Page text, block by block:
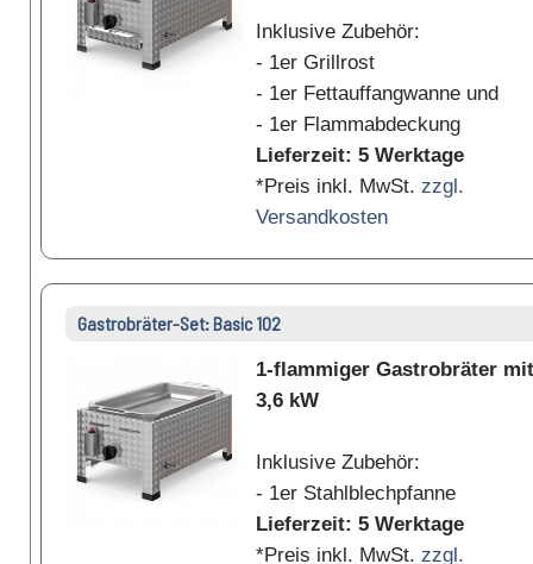
Inklusive Zubehör:
- 1er Grillrost
- 1er Fettauffangwanne und
- 1er Flammabdeckung
Lieferzeit: 5 Werktage
*Preis inkl. MwSt. zzgl.
Versandkosten
Gastrobräter-Set: Basic 102
1-flammiger Gastrobräter mit
3,6 kW
Inklusive Zubehör:
- 1er Stahlblechpfanne
Lieferzeit: 5 Werktage
*Preis inkl. MwSt. zzgl.